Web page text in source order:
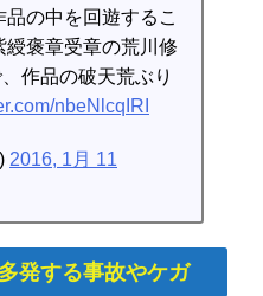
の中を回遊するこ
綬褒章受章の荒川修
作品の破天荒ぶり
nbeNlcqIRI
2016, 1月 11
発する事故やケガ